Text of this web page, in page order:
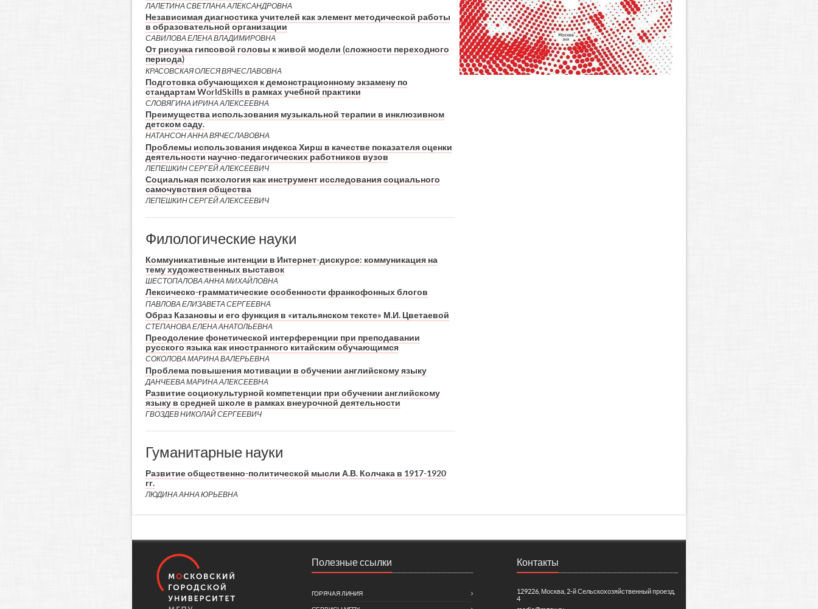
ЛАЛЕТИНА СВЕТЛАНА АЛЕКСАНДРОВНА
Независимая диагностика учителей как элемент методической работы
в образовательной организации
САВИЛОВА ЕЛЕНА ВЛАДИМИРОВНА
От рисунка гипсовой головы к живой модели (сложности переходного
периода)
КРАСОВСКАЯ ОЛЕСЯ ВЯЧЕСЛАВОВНА
Подготовка обучающихся к демонстрационному экзамену по
стандартам WorldSkills в рамках учебной практики
СЛОВЯГИНА ИРИНА АЛЕКСЕЕВНА
Преимущества использования музыкальной терапии в инклюзивном
детском саду.
НАТАНСОН АННА ВЯЧЕСЛАВОВНА
Проблемы использования индекса Хирш в качестве показателя оценки
деятельности научно-педагогических работников вузов
ЛЕПЕШКИН СЕРГЕЙ АЛЕКСЕЕВИЧ
Социальная психология как инструмент исследования социального
самочувствия общества
ЛЕПЕШКИН СЕРГЕЙ АЛЕКСЕЕВИЧ
Филологические науки
Коммуникативные интенции в Интернет-дискурсе: коммуникация на
тему художественных выставок
ШЕСТОПАЛОВА АННА МИХАЙЛОВНА
Лексическо-грамматические особенности франкофонных блогов
ПАВЛОВА ЕЛИЗАВЕТА СЕРГЕЕВНА
Образ Казановы и его функция в «итальянском тексте» М.И. Цветаевой
СТЕПАНОВА ЕЛЕНА АНАТОЛЬЕВНА
Преодоление фонетической интерференции при преподавании
русского языка как иностранного китайским обучающимся
СОКОЛОВА МАРИНА ВАЛЕРЬЕВНА
Проблема повышения мотивации в обучении английскому языку
ДАНЧЕЕВА МАРИНА АЛЕКСЕЕВНА
Развитие социокультурной компетенции при обучении английскому
языку в средней школе в рамках внеурочной деятельности
ГВОЗДЕВ НИКОЛАЙ СЕРГЕЕВИЧ
Гуманитарные науки
Развитие общественно-политической мысли А.В. Колчака в 1917-1920
гг.
ЛЮДИНА АННА ЮРЬЕВНА
Полезные ссылки
ГОРЯЧАЯ ЛИНИЯ
Контакты
129226, Москва, 2-й Сельскохозяйственный проезд,
4